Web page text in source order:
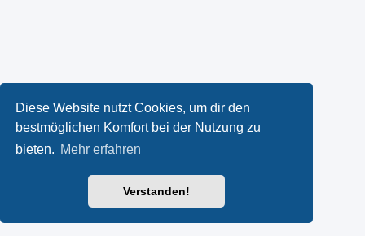
Diese Website nutzt Cookies, um dir den
bestmöglichen Komfort bei der Nutzung zu
bieten. Mehr erfahren
Verstanden!